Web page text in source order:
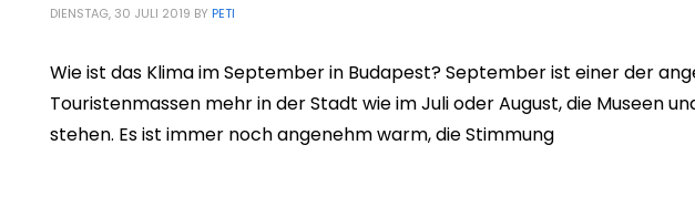
DIENSTAG, 30 JULI 2019 BY PETI
Wie ist das Klima im September in Budapest? September ist einer der
Touristenmassen mehr in der Stadt wie im Juli oder August, die Museen
stehen. Es ist immer noch angenehm warm, die Stimmung